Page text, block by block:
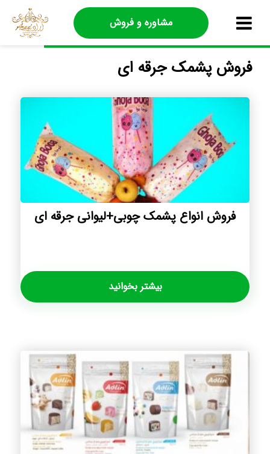
مشاوره و فروش
فروش پشمک جرقه ای
فروش انواع پشمک چوبی+لیوانی جرقه ای
بیشتر بخوانید